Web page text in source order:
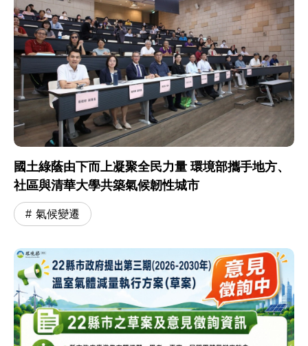
國土綠蔭由下而上凝聚全民力量 環境部攜手地方、
社區與清華大學共築氣候韌性城市
氣候變遷